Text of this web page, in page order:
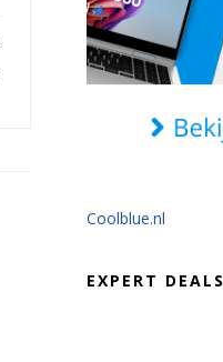
Coolblue.nl
EXPERT DEALS